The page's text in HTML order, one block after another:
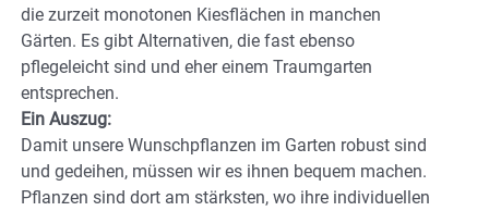
die zurzeit monotonen Kiesflächen in manchen
Gärten. Es gibt Alternativen, die fast ebenso
pflegeleicht sind und eher einem Traumgarten
entsprechen.
Ein Auszug:
Damit unsere Wunschpflanzen im Garten robust sind
und gedeihen, müssen wir es ihnen bequem machen.
Pflanzen sind dort am stärksten, wo ihre individuellen